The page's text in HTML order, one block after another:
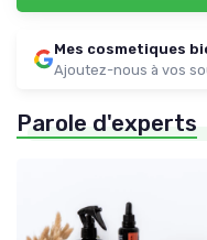
Mes cosmetiques
Ajoutez-nous à vos
Parole d'experts